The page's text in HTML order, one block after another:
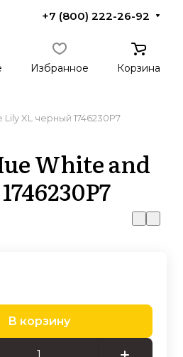
+7 (800) 222-26-92
Избранное Корзина
XL черный 1746230P7
White and
В корзину